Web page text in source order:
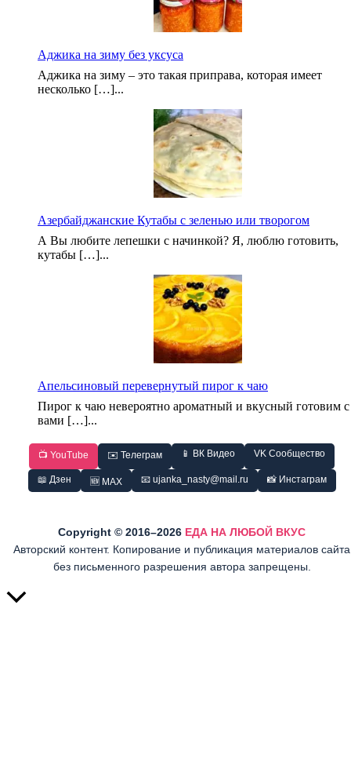
Аджика на зиму без уксуса
Аджика на зиму – это такая приправа, которая имеет
несколько […]...
Азербайджанские Кутабы с зеленью или творогом
А Вы любите лепешки с начинкой? Я, люблю готовить,
кутабы […]...
Апельсиновый перевернутый пирог к чаю
Пирог к чаю невероятно ароматный и вкусный готовим с
вами […]...
📺 YouTube ✉️ Телеграм 📱 ВК Видео VK Сообщество
📖 Дзен 🆕 MAX 📧 ujanka_nasty@mail.ru 📸 Инстаграм
Copyright © 2016–2026 ЕДА НА ЛЮБОЙ ВКУС
Авторский контент. Копирование и публикация материалов сайта
без письменного разрешения автора запрещены.